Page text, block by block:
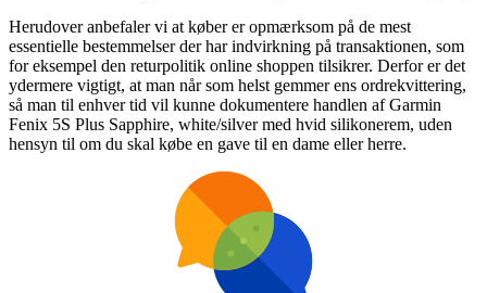
Herudover anbefaler vi at køber er opmærksom på de mest
essentielle bestemmelser der har indvirkning på transaktionen, som
for eksempel den returpolitik online shoppen tilsikrer. Derfor er det
ydermere vigtigt, at man når som helst gemmer ens ordrekvittering,
så man til enhver tid vil kunne dokumentere handlen af Garmin
Fenix 5S Plus Sapphire, white/silver med hvid silikonerem, uden
hensyn til om du skal købe en gave til en dame eller herre.